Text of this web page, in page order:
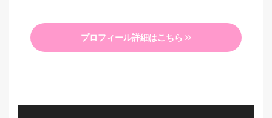
プロフィール詳細はこちら